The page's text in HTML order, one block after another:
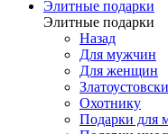
Элитные подарки
Элитные подарки
Назад
Для мужчин
Для женщин
Охотнику
Подарки для